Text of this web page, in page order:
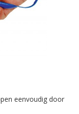
eenvoudig door